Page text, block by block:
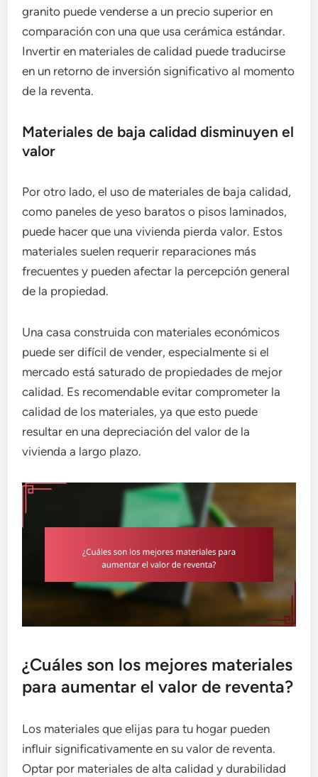
granito puede venderse a un precio superior en
comparación con una que usa cerámica estándar.
Invertir en materiales de calidad puede traducirse
en un retorno de inversión significativo al momento
de la reventa.
Materiales de baja calidad disminuyen el
valor
Por otro lado, el uso de materiales de baja calidad,
como paneles de yeso baratos o pisos laminados,
puede hacer que una vivienda pierda valor. Estos
materiales suelen requerir reparaciones más
frecuentes y pueden afectar la percepción general
de la propiedad.
Una casa construida con materiales económicos
puede ser difícil de vender, especialmente si el
mercado está saturado de propiedades de mejor
calidad. Es recomendable evitar comprometer la
calidad de los materiales, ya que esto puede
resultar en una depreciación del valor de la
vivienda a largo plazo.
¿Cuáles son los mejores materiales
para aumentar el valor de reventa?
Los materiales que elijas para tu hogar pueden
influir significativamente en su valor de reventa.
Optar por materiales de alta calidad y durabilidad